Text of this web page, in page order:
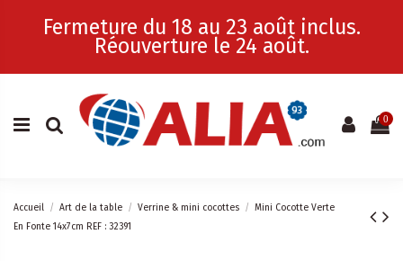
Fermeture du 18 au 23 août inclus.
Réouverture le 24 août.
0
Accueil Art de la table Verrine & mini cocottes
Mini Cocotte Verte
En Fonte 14x7cm REF : 32391